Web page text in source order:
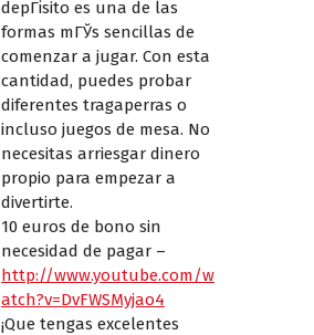
depГіsito es una de las
formas mГЎs sencillas de
comenzar a jugar. Con esta
cantidad, puedes probar
diferentes tragaperras o
incluso juegos de mesa. No
necesitas arriesgar dinero
propio para empezar a
divertirte.
10 euros de bono sin
necesidad de pagar –
http://www.youtube.com/w
atch?v=DvFWSMyjao4
¡Que tengas excelentes